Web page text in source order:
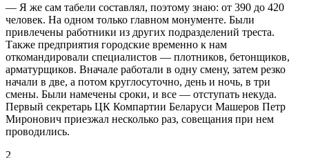
— Я же сам табели составлял, поэтому знаю: от 390 до 420
человек. На одном только главном монументе. Были
привлечены работники из других подразделений треста.
Также предприятия городские временно к нам
откомандировали специалистов — плотников, бетонщиков,
арматурщиков. Вначале работали в одну смену, затем резко
начали в две, а потом круглосуточно, день и ночь, в три
смены. Были намечены сроки, и все — отступать некуда.
Первый секретарь ЦК Компартии Беларуси Машеров Петр
Миронович приезжал несколько раз, совещания при нем
проводились.
2